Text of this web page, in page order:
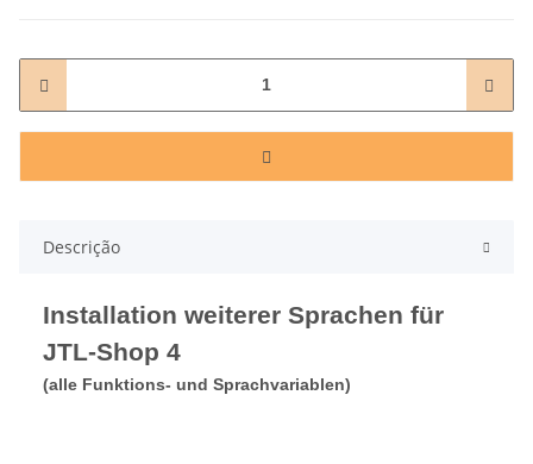
Descrição
Installation weiterer Sprachen für
JTL-Shop 4
(alle Funktions- und Sprachvariablen)